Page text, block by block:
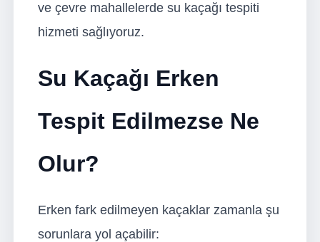
ve çevre mahallelerde su kaçağı tespiti
hizmeti sağlıyoruz.
Su Kaçağı Erken
Tespit Edilmezse Ne
Olur?
Erken fark edilmeyen kaçaklar zamanla şu
sorunlara yol açabilir: